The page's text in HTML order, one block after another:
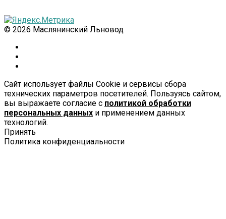
© 2026 Маслянинский Льновод
Сайт использует файлы Cookie и сервисы сбора
технических параметров посетителей. Пользуясь сайтом,
вы выражаете согласие с политикой обработки
персональных данных и применением данных
технологий.
Принять
Политика конфиденциальности